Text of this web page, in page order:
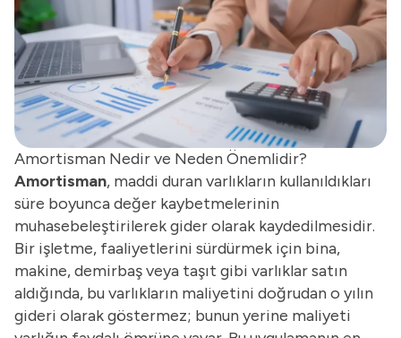
Amortisman Nedir ve Neden Önemlidir?
Amortisman, maddi duran varlıkların kullanıldıkları
süre boyunca değer kaybetmelerinin
muhasebeleştirilerek gider olarak kaydedilmesidir.
Bir işletme, faaliyetlerini sürdürmek için bina,
makine, demirbaş veya taşıt gibi varlıklar satın
aldığında, bu varlıkların maliyetini doğrudan o yılın
gideri olarak göstermez; bunun yerine maliyeti